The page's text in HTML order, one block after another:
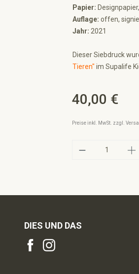
Papier:
Auflage: offen,
Jahr: 2021
Dieser Siebdruck
Tieren" im Supalife
Regulärer Preis:
40,00 €
Preise inkl. MwSt. zzgl.
Produkt
DIES UND DAS